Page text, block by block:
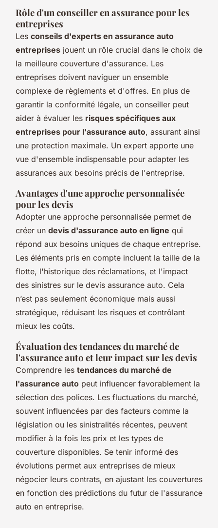
Rôle d'un conseiller en assurance pour les
entreprises
Les conseils d'experts en assurance auto
entreprises jouent un rôle crucial dans le choix de
la meilleure couverture d'assurance. Les
entreprises doivent naviguer un ensemble
complexe de règlements et d'offres. En plus de
garantir la conformité légale, un conseiller peut
aider à évaluer les risques spécifiques aux
entreprises pour l'assurance auto, assurant ainsi
une protection maximale. Un expert apporte une
vue d'ensemble indispensable pour adapter les
assurances aux besoins précis de l'entreprise.
Avantages d'une approche personnalisée
pour les devis
Adopter une approche personnalisée permet de
créer un devis d'assurance auto en ligne qui
répond aux besoins uniques de chaque entreprise.
Les éléments pris en compte incluent la taille de la
flotte, l'historique des réclamations, et l'impact
des sinistres sur le devis assurance auto. Cela
n’est pas seulement économique mais aussi
stratégique, réduisant les risques et contrôlant
mieux les coûts.
Évaluation des tendances du marché de
l'assurance auto et leur impact sur les devis
Comprendre les tendances du marché de
l'assurance auto peut influencer favorablement la
sélection des polices. Les fluctuations du marché,
souvent influencées par des facteurs comme la
législation ou les sinistralités récentes, peuvent
modifier à la fois les prix et les types de
couverture disponibles. Se tenir informé des
évolutions permet aux entreprises de mieux
négocier leurs contrats, en ajustant les couvertures
en fonction des prédictions du futur de l'assurance
auto en entreprise.